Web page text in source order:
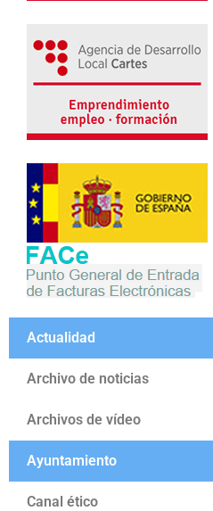
Actualidad
Archivo de noticias
Archivos de vídeo
Ayuntamiento
Canal ético